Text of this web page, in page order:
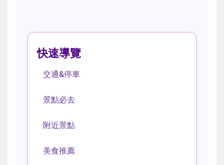
快速導覽
交通&停車
景點必去
附近景點
美食推薦